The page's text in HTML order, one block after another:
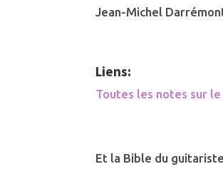
Jean-Michel
Liens:
Toutes les notes sur
Et la Bible du